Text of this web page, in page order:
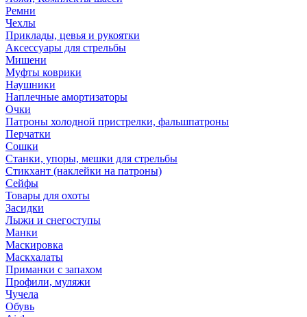
Ремни
Чехлы
Приклады, цевья и рукоятки
Аксессуары для стрельбы
Мишени
Муфты коврики
Наушники
Наплечные амортизаторы
Очки
Патроны холодной пристрелки, фальшпатроны
Перчатки
Сошки
Станки, упоры, мешки для стрельбы
Стикхант (наклейки на патроны)
Сейфы
Товары для охоты
Засидки
Лыжи и снегоступы
Манки
Маскировка
Маскхалаты
Приманки с запахом
Профили, муляжи
Чучела
Обувь